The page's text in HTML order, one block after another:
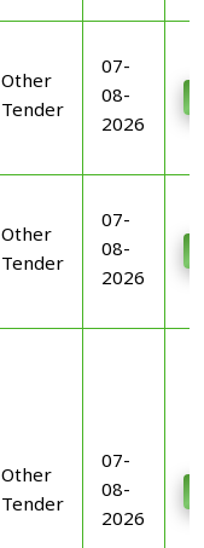
Other
Tender
07-
08-
2026
Other
Tender
07-
08-
2026
Other
Tender
07-
08-
2026